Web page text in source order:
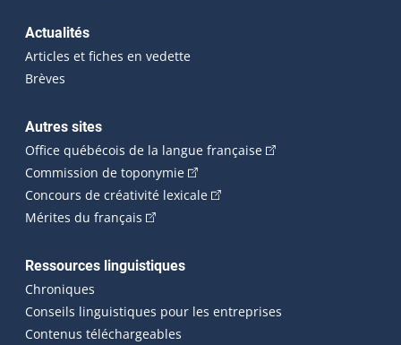
Actualités
Articles et fiches en vedette
Brèves
Autres sites
Office québécois de la langue française(Cet hyperlien
Commission de toponymie(Cet hyperlien externe s'ouvrira
Concours de créativité lexicale(Cet hyperlien externe
Mérites du français (Cet hyperlien externe s'ouvrira dans une
Ressources linguistiques
Chroniques
Conseils linguistiques pour les entreprises
Contenus téléchargeables